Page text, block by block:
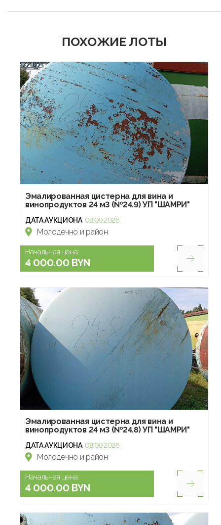
ПОХОЖИЕ ЛОТЫ
Эмалированная цистерна для вина и
винопродуктов 24 м3 (№24.9) УП "ШАМРИ"
ДАТА АУКЦИОНА 08.09.2026
Молодечно и район
Начальная цена:
4 000.00 BYN
Эмалированная цистерна для вина и
винопродуктов 24 м3 (№24.8) УП "ШАМРИ"
ДАТА АУКЦИОНА 08.09.2026
Молодечно и район
Начальная цена:
4 000.00 BYN